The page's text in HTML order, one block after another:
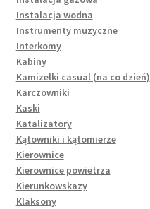
Instalacja wodna
Instrumenty muzyczne
Interkomy
Kabiny
Kamizelki casual (na co dzień)
Karczowniki
Kaski
Katalizatory
Kątowniki i kątomierze
Kierownice
Kierownice powietrza
Kierunkowskazy
Klaksony